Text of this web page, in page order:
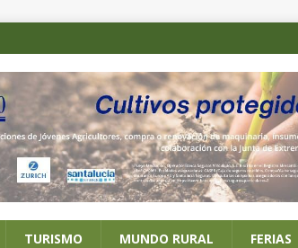
TURISMO MUNDO RURAL FERIAS